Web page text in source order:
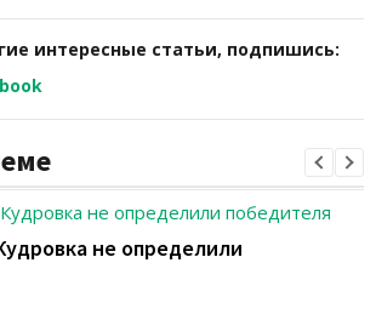
интересные статьи, подпишись:
не определили